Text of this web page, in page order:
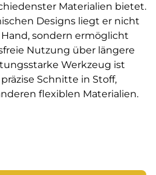
Materialien bietet.
Designs liegt er nicht
sondern ermöglicht
Nutzung über längere
Werkzeug ist
Schnitte in Stoff,
flexiblen Materialien.